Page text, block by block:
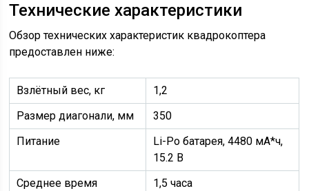
Технические характеристики
Обзор технических характеристик квадрокоптера
предоставлен ниже:
Взлётный вес, кг
1,2
Размер диагонали, мм
350
Питание
Li-Po батарея, 4480 мА*ч,
15.2 В
Среднее время
1,5 часа